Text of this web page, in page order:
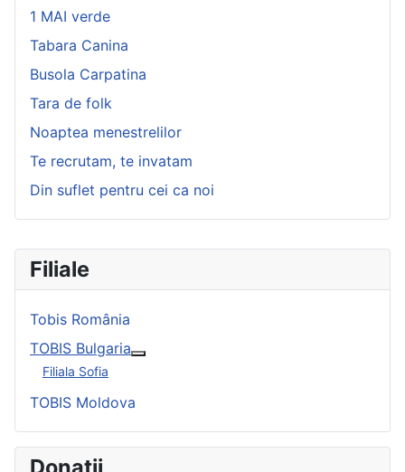
Filiale
Tobis România
TOBIS Bulgaria
Filiala Sofia
TOBIS Moldova
Donatii
1 MAI verde
Tabara Canina
Busola Carpatina
Tara de folk
Noaptea menestrelilor
Te recrutam, te invatam
Din suflet pentru cei ca noi